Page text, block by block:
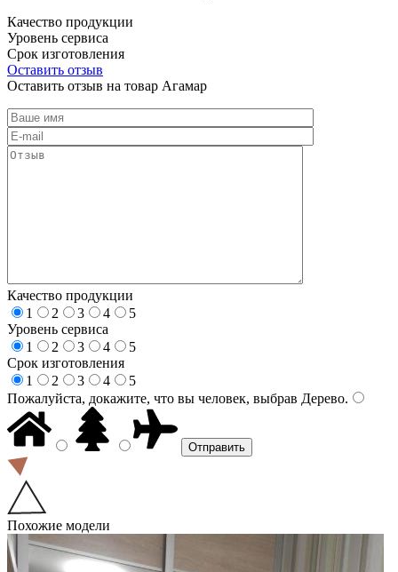
Качество продукции
Уровень сервиса
Срок изготовления
Оставить отзыв
Оставить отзыв на товар Агамар
Качество продукции
1
2 3 4
5
Уровень сервиса
1
2 3 4
5
Срок изготовления
1
2 3 4
5
Пожалуйста, докажите, что вы человек, выбрав Дерево.
Похожие модели